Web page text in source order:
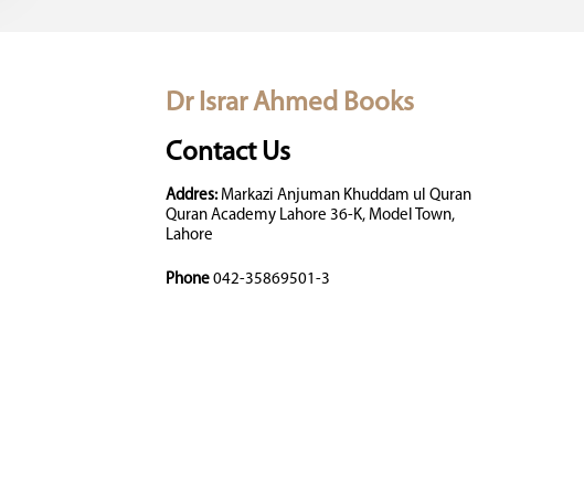
Dr Israr Ahmed Books
Contact Us
Addres:Markazi Anjuman Khuddam ul Quran
Quran Academy Lahore 36-K, Model Town,
Lahore
Phone 042-35869501-3